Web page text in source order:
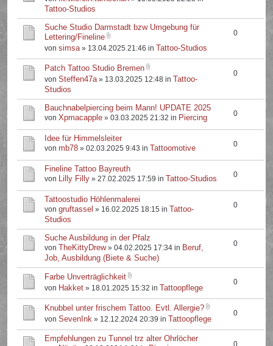
Tattoo-Studios
Suche Studio Darmstadt bzw Umgebung für
Lettering/Fineline
vonsimsa» 13.04.2025 21:46 in Tattoo-Studios
0
Patch Tattoo Studio Bremen
vonSteffen47a» 13.03.2025 12:48 in Tattoo-
Studios
0
Bauchnabelpiercing beim Mann! UPDATE 2025
vonXpmacapple » 03.03.2025 21:32 in Piercing 0
Idee für Himmelsleiter
vonmb78 » 02.03.2025 9:43 in Tattoomotive 0
Fineline Tattoo Bayreuth
von Lilly Filly » 27.02.2025 17:59 in Tattoo-Studios 0
Tattoostudio Höhlenmalerei
vongruftassel » 16.02.2025 18:15 in Tattoo-
Studios
0
Suche Ausbildung in der Pfalz
von TheKittyDrew» 04.02.2025 17:34 in Beruf,
Job, Ausbildung (Biete & Suche)
0
Farbe Unverträglichkeit
von Hakket » 18.01.2025 15:32 in Tattoopflege
0
Knubbel unter frischem Tattoo. Evtl. Allergie?
vonSevenInk » 12.12.2024 20:39 in Tattoopflege
0
Empfehlungen zu Tunnel trz alter Ohrlöcher
0